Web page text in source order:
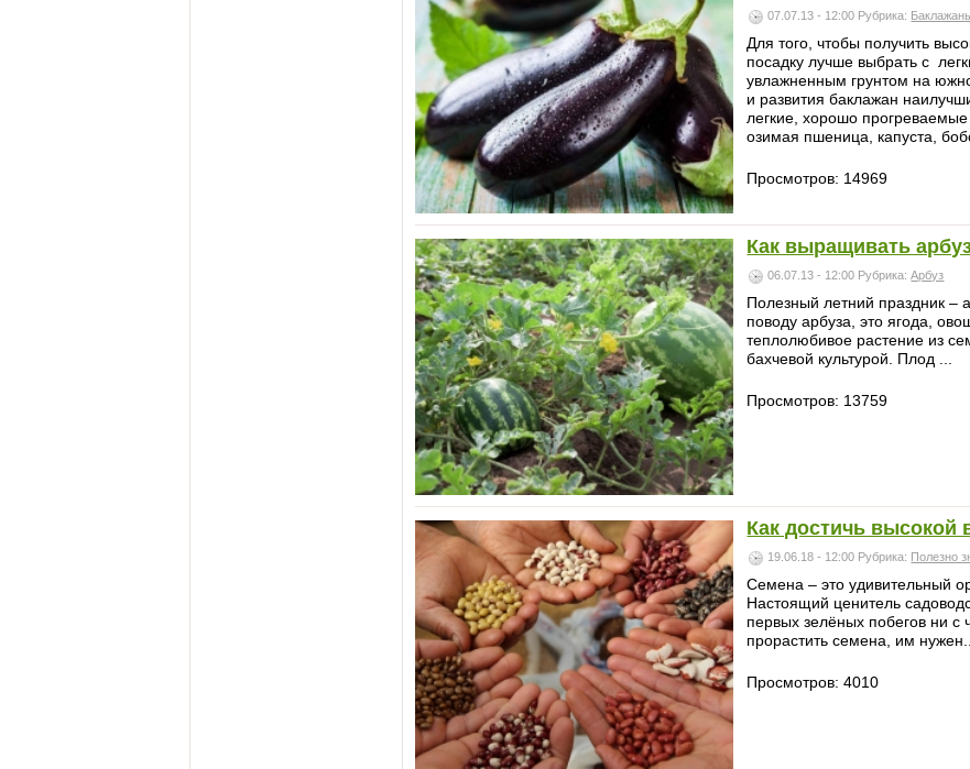
07.07.13 - 12:00 Рубрика:
Для того, чтобы получить
посадку лучше выбрать с
увлажненным грунтом на
и развития баклажан
легкие, хорошо
озимая пшеница, капуста,
Просмотров: 14969
Как выращивать
06.07.13 - 12:00 Рубрика:Арбуз
Полезный летний праздник –
поводу арбуза, это ягода,
теплолюбивое растение из
бахчевой культурой. Плод ...
Просмотров: 13759
Как достичь высокой
19.06.18 - 12:00 Рубрика: Полезно
Семена – это удивительный
Настоящий ценитель
первых зелёных побегов ни с
прорастить семена, им нужен...
Просмотров: 4010